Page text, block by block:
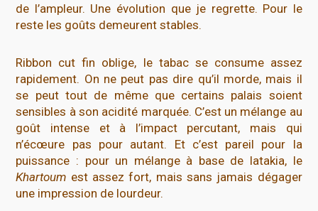
de l’ampleur. Une évolution que je regrette. Pour le
reste les goûts demeurent stables.
Ribbon cut fin oblige, le tabac se consume assez
rapidement. On ne peut pas dire qu’il morde, mais il
se peut tout de même que certains palais soient
sensibles à son acidité marquée. C’est un mélange au
goût intense et à l’impact percutant, mais qui
n’écœure pas pour autant. Et c’est pareil pour la
puissance : pour un mélange à base de latakia, le
Khartoum est assez fort, mais sans jamais dégager
une impression de lourdeur.